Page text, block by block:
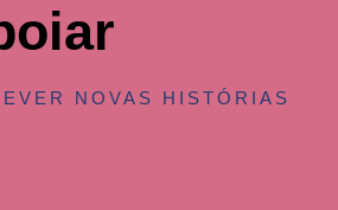
NOVAS HISTÓRIAS